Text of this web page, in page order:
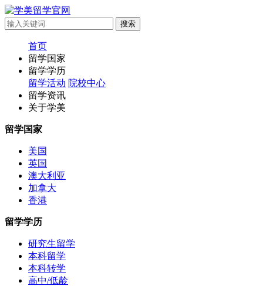
首页
留学国家
留学学历
留学活动 院校中心
留学资讯
关于学美
留学国家
美国
英国
澳大利亚
加拿大
香港
留学学历
研究生留学
本科留学
本科转学
高中/低龄